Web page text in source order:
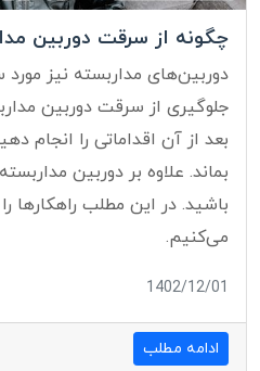
چگونه از سرقت دوربین
دوربین‌های مداربسته نیز
جلوگیری از سرقت دوربین
بعد از آن اقداماتی را انجام
بماند. علاوه بر دوربین
باشید. در این مطلب راهکارها
می‌کنیم.
1402/12/01
ادامه مطلب